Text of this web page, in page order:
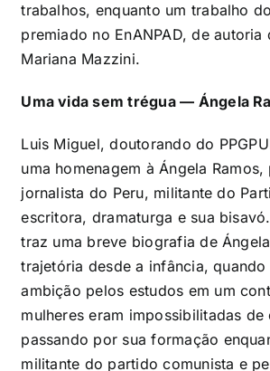
trabalhos, enquanto um trabalho
premiado no EnANPAD, de autoria
Mariana Mazzini.
Uma vida sem trégua — Ángela
Luis Miguel, doutorando do
uma homenagem àÁngela Ramos,
jornalista do Peru, militante do
escritora, dramaturga e sua
traz uma breve biografia de
trajetória desde a infância,
ambição pelos estudos em um
mulheres eram impossibilitadas de
passando por sua formação
militante do partido comunista e